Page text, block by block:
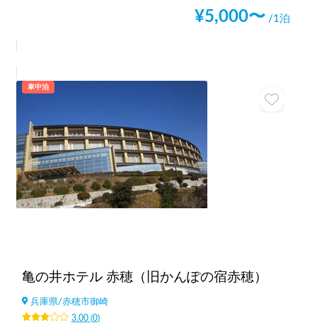
¥5,000〜 /1泊
車中泊
亀の井ホテル 赤穂（旧かんぽの宿赤穂）
兵庫県/赤穂市御崎
3.00(0)